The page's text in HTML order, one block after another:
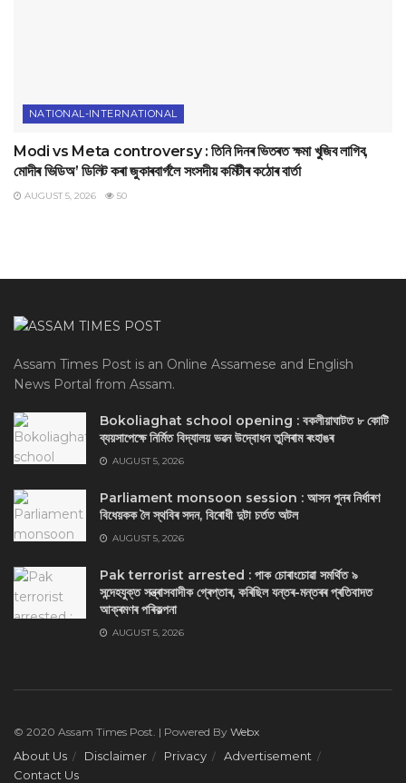
NATIONAL-INTERNATIONAL
Modi vs Meta controversy : তিনি দিনৰ ভিতৰত ক্ষমা খুজিব লাগিব,
মোদীৰ ভিডিঅ’ ডিলিট কৰা জুকাৰবাৰ্গলৈ সংসদীয় কমিটীৰ কঠোৰ বাৰ্তা
AUGUST 5, 2026 50
Assam Times Post is an Online Assamese and English
News Portal from Assam.
Bokoliaghat school opening : বকলীয়াঘাটত ৮ কোটি
ব্যয়সাপেক্ষে নির্মিত বিদ্যালয় ভৱন উদ্বোধন তুলিৰাম ৰংহাঙৰ
AUGUST 5, 2026
Parliament monsoon session : আসন পুনৰ নিৰ্ধাৰণ
বিধেয়কক লৈ স্থবিৰ সদন, বিৰোধী দুটা চৰ্তত অটল
AUGUST 5, 2026
Pak terrorist arrested : পাক চোৰাংচোৱা সমৰ্থিত ৯
সন্দেহযুক্ত সন্ত্ৰাসবাদীক গ্ৰেপ্তাৰ, কৰিছিল যন্তৰ-মন্তৰৰ প্ৰতিবাদত
আক্ৰমণৰ পৰিকল্পনা
AUGUST 5, 2026
© 2020 Assam Times Post. | Powered By Webx
About Us Disclaimer Privacy
Advertisement
Contact Us